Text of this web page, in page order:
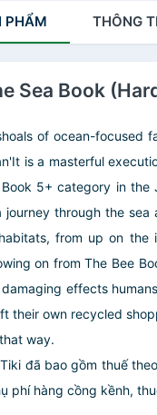
PHẨM THÔNG
Sea Book
of ocean-
is a masterful
5+ category in
journey through the sea
from up on
on from The Bee
effects
their own recycled
way.
đã bao gồm thuế
phí hàng cồng kềnh,